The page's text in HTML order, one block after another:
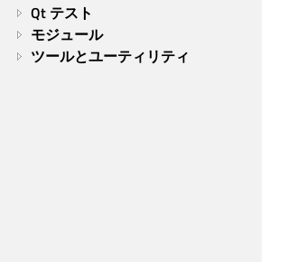
Qt テスト
モジュール
ツールとユーティリティ